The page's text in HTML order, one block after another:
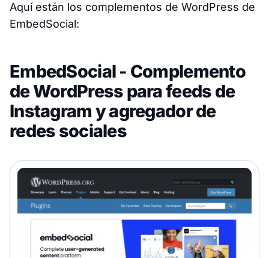
Aquí están los complementos de WordPress de
EmbedSocial:
EmbedSocial - Complemento
de WordPress para feeds de
Instagram y agregador de
redes sociales